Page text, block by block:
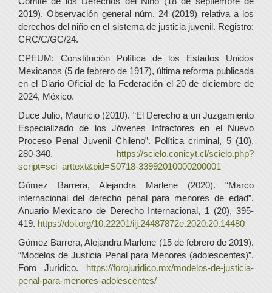
2019). Observación general núm. 24 (2019) relativa a los
derechos del niño en el sistema de justicia juvenil. Registro:
CRC/C/GC/24.
CPEUM: Constitución Política de los Estados Unidos
Mexicanos (5 de febrero de 1917), última reforma publicada
en el Diario Oficial de la Federación el 20 de diciembre de
2024, México.
Duce Julio, Mauricio (2010). “El Derecho a un Juzgamiento
Especializado de los Jóvenes Infractores en el Nuevo
Proceso Penal Juvenil Chileno”. Política criminal, 5 (10),
280-340.
https://scielo.conicyt.cl/scielo.php?
script=sci_arttext&pid=S0718-33992010000200001
Gómez Barrera, Alejandra Marlene (2020). “Marco
internacional del derecho penal para menores de edad”.
Anuario Mexicano de Derecho Internacional, 1 (20), 395-
419. https://doi.org/10.22201/iij.24487872e.2020.20.14480
Gómez Barrera, Alejandra Marlene (15 de febrero de 2019).
“Modelos de Justicia Penal para Menores (adolescentes)”.
Foro Jurídico.
https://forojuridico.mx/modelos-de-justicia-
penal-para-menores-adolescentes/